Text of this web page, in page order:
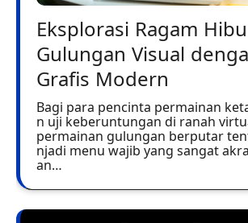
Eksplorasi Ragam
Gulungan Visual
Grafis Modern
Bagi para pencinta permainan
n uji keberuntungan di ranah
permainan gulungan berputar
njadi menu wajib yang sangat
an…